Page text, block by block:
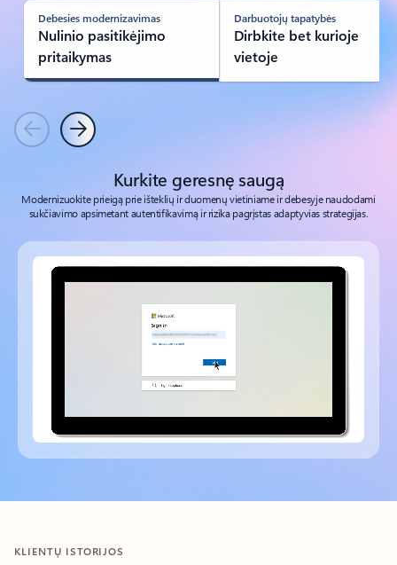
Debesies modernizavimas
Nulinio pasitikėjimo
pritaikymas
Darbuotojų tapatybės
Dirbkite bet kurioje
vietoje
Ankstesnis
Kitas
Kurkite geresnę saugą
Modernizuokite prieigą prie išteklių ir duomenų vietiniame ir debesyje naudodami
sukčiavimo apsimetant autentifikavimą ir rizika pagrįstas adaptyvias strategijas.
„Azure AD“ be slaptažodžio vaizdo įrašas
KLIENTŲ ISTORIJOS